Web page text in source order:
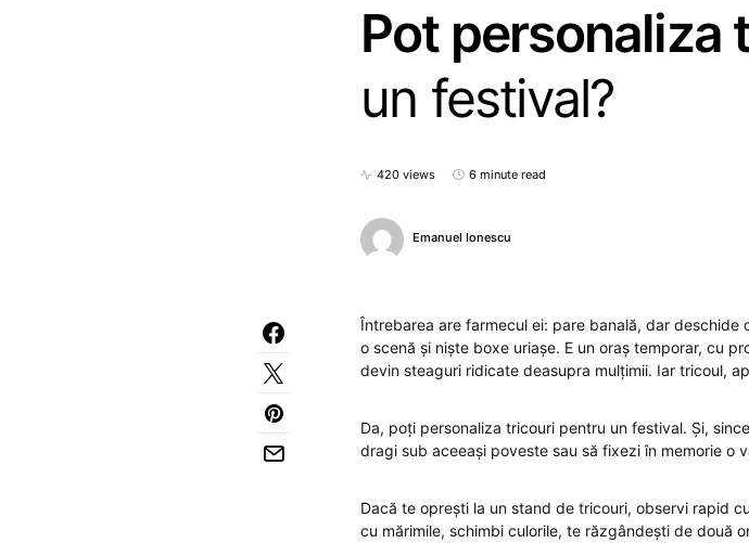
Pot personaliza
un festival?
420 views 6 minute read
Emanuel Ionescu
Întrebarea are farmecul ei: pare banală, dar
o scenă și niște boxe uriașe. E un oraș temporar, cu
devin steaguri ridicate deasupra mulțimii. Iar tricoul,
Da, poți personaliza tricouri pentru un festival. Și,
dragi sub aceeași poveste sau să fixezi în memorie o
Dacă te oprești la un stand de tricouri, observi rapid
cu mărimile, schimbi culorile, te răzgândești de două